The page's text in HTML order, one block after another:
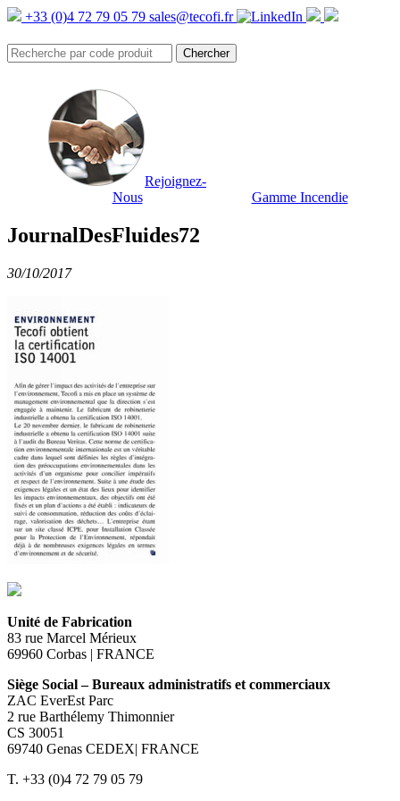
+33 (0)4 72 79 05 79 sales@tecofi.fr
Rejoignez-
Nous
Gamme Incendie
JournalDesFluides72
30/10/2017
Unité de Fabrication
83 rue Marcel Mérieux
69960 Corbas | FRANCE
Siège Social – Bureaux administratifs et commerciaux
ZAC EverEst Parc
2 rue Barthélemy Thimonnier
CS 30051
69740 Genas CEDEX| FRANCE
T. +33 (0)4 72 79 05 79